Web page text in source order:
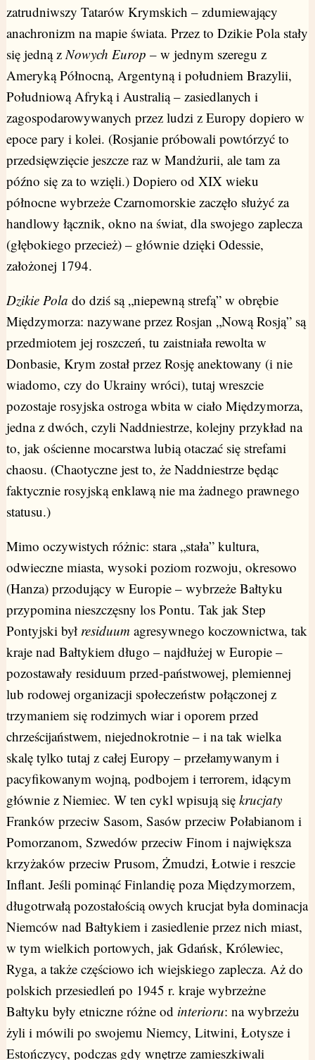
zatrudniwszy Tatarów Krymskich – zdumiewający
anachronizm na mapie świata. Przez to Dzikie Pola stały
się jedną z Nowych Europ – w jednym szeregu z
Ameryką Północną, Argentyną i południem Brazylii,
Południową Afryką i Australią – zasiedlanych i
zagospodarowywanych przez ludzi z Europy dopiero w
epoce pary i kolei. (Rosjanie próbowali powtórzyć to
przedsięwzięcie jeszcze raz w Mandżurii, ale tam za
późno się za to wzięli.) Dopiero od XIX wieku
północne wybrzeże Czarnomorskie zaczęło służyć za
handlowy łącznik, okno na świat, dla swojego zaplecza
(głębokiego przecież) – głównie dzięki Odessie,
założonej 1794.
Dzikie Pola do dziś są „niepewną strefą” w obrębie
Międzymorza: nazywane przez Rosjan „Nową Rosją” są
przedmiotem jej roszczeń, tu zaistniała rewolta w
Donbasie, Krym został przez Rosję anektowany (i nie
wiadomo, czy do Ukrainy wróci), tutaj wreszcie
pozostaje rosyjska ostroga wbita w ciało Międzymorza,
jedna z dwóch, czyli Naddniestrze, kolejny przykład na
to, jak ościenne mocarstwa lubią otaczać się strefami
chaosu. (Chaotyczne jest to, że Naddniestrze będąc
faktycznie rosyjską enklawą nie ma żadnego prawnego
statusu.)
Mimo oczywistych różnic: stara „stała” kultura,
odwieczne miasta, wysoki poziom rozwoju, okresowo
(Hanza) przodujący w Europie – wybrzeże Bałtyku
przypomina nieszczęsny los Pontu. Tak jak Step
Pontyjski był residuumagresywnego koczownictwa, tak
kraje nad Bałtykiem długo – najdłużej w Europie –
pozostawały residuum przed-państwowej, plemiennej
lub rodowej organizacji społeczeństw połączonej z
trzymaniem się rodzimych wiar i oporem przed
chrześcijaństwem, niejednokrotnie – i na tak wielka
skalę tylko tutaj z całej Europy – przełamywanym i
pacyfikowanym wojną, podbojem i terrorem, idącym
głównie z Niemiec. W ten cykl wpisują się krucjaty
Franków przeciw Sasom, Sasów przeciw Połabianom i
Pomorzanom, Szwedów przeciw Finom i największa
krzyżaków przeciw Prusom, Żmudzi, Łotwie i reszcie
Inflant. Jeśli pominąć Finlandię poza Międzymorzem,
długotrwałą pozostałością owych krucjat była dominacja
Niemców nad Bałtykiem i zasiedlenie przez nich miast,
w tym wielkich portowych, jak Gdańsk, Królewiec,
Ryga, a także częściowo ich wiejskiego zaplecza. Aż do
polskich przesiedleń po 1945 r. kraje wybrzeżne
Bałtyku były etniczne różne od interioru: na wybrzeżu
żyli i mówili po swojemu Niemcy, Litwini, Łotysze i
Estończycy, podczas gdy wnętrze zamieszkiwali